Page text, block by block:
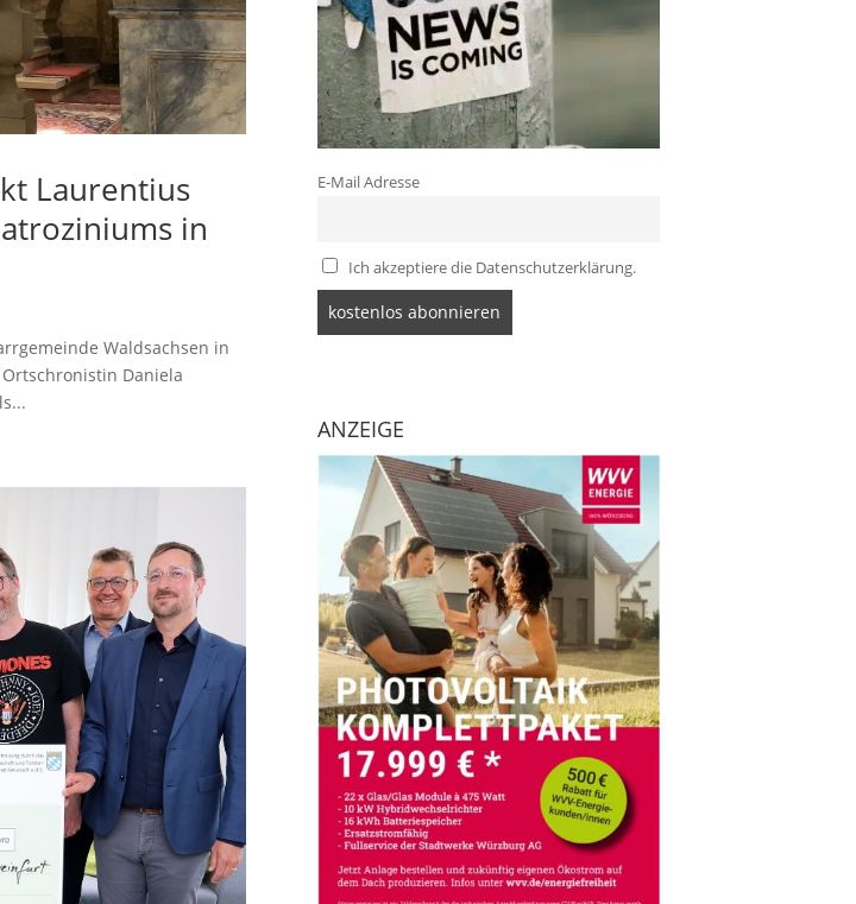
Laurentius
in
Waldsachsen in
Daniela
E-Mail Adresse
Ich akzeptiere die Datenschutzerklärung.
ANZEIGE